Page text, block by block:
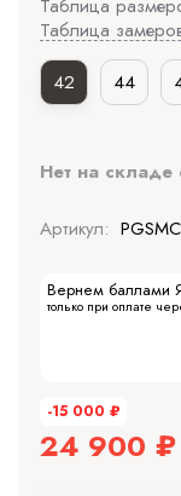
Таблица
Таблица
42
44
Нет на
Артикул:
Вернем баллами
только при оплате
-15 000 ₽
24 900 ₽